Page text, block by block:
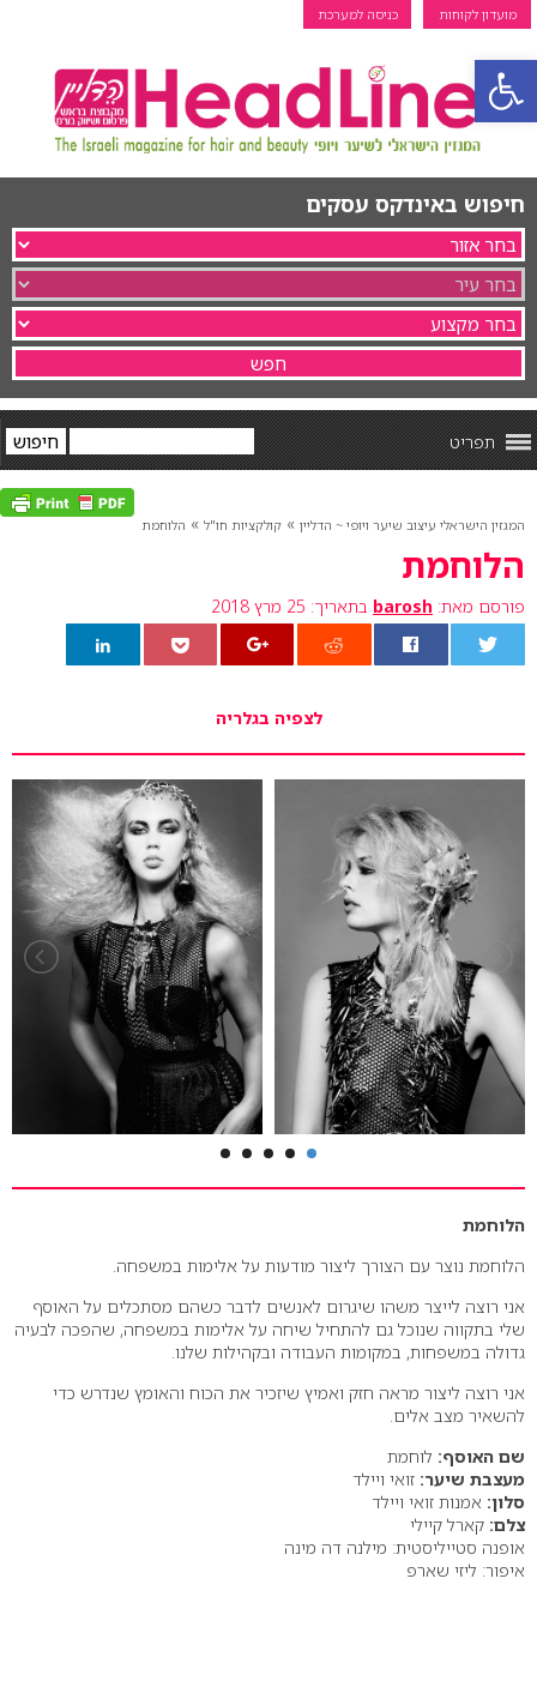
פתח סרגל נגישות
מועדון לקוחות כניסה למערכת
חיפוש באינדקס עסקים
תפריט
המגזין הישראלי עיצוב שיער ויופי ~ הדליין » קולקציות חו"ל » הלוחמת
הלוחמת
פורסם מאת: barosh בתאריך: 25 מרץ 2018
לצפיה בגלריה
הלוחמת
הלוחמת נוצר עם הצורך ליצור מודעות על אלימות במשפחה.
אני רוצה לייצר משהו שיגרום לאנשים לדבר כשהם מסתכלים על האוסף
שלי בתקווה שנוכל גם להתחיל שיחה על אלימות במשפחה, שהפכה לבעיה
גדולה במשפחות, במקומות העבודה ובקהילות שלנו.
אני רוצה ליצור מראה חזק ואמיץ שיזכיר את הכוח והאומץ שנדרש כדי
להשאיר מצב אלים.
שם האוסף: לוחמת
מעצבת שיער: זואי ויילד
סלון: אמנות זואי ויילד
צלם: קארל קיילי
אופנה סטייליסטית: מילנה דה מינה
איפור: ליזי שארפ